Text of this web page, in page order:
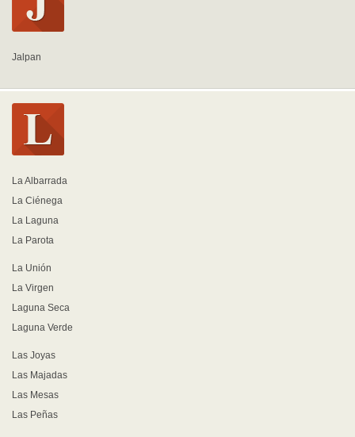
Jalpan
La Albarrada
La Ciénega
La Laguna
La Parota
La Unión
La Virgen
Laguna Seca
Laguna Verde
Las Joyas
Las Majadas
Las Mesas
Las Peñas